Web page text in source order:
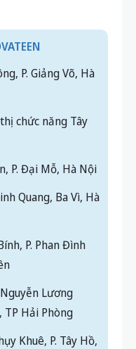
P. Giảng Võ, Hà
chức năng Tây
P. Đại Mỗ, Hà Nội
Quang, Ba Vì, Hà
P. Phan Đình
Lương
TP Hải Phòng
Khuê, P. Tây Hồ,